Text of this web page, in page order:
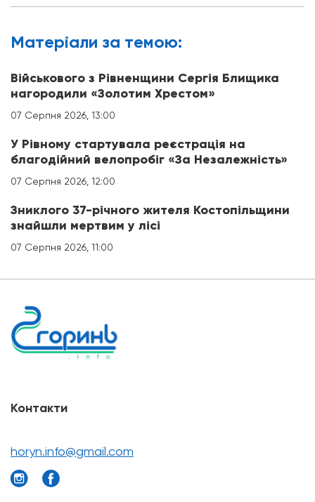
Матерiали за темою:
Військового з Рівненщини Сергія Блищика
нагородили «Золотим Хрестом»
07 Серпня 2026, 13:00
У Рівному стартувала реєстрація на
благодійний велопробіг «За Незалежність»
07 Серпня 2026, 12:00
Зниклого 37-річного жителя Костопільщини
знайшли мертвим у лісі
07 Серпня 2026, 11:00
Контакти
horyn.info@gmail.com